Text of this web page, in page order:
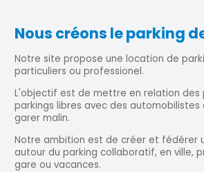
Nous créons le parking
Notre site propose une location de
particuliers ou professionel.
L'objectif est de mettre en relation des
parkings libres avec des automobilistes
garer malin.
Notre ambition est de créer et fédérer
autour du parking collaboratif, en ville,
gare ou vacances.